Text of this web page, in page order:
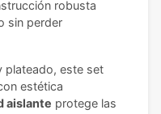
robusta
sin perder
plateado, este set
estética
aislante protege las